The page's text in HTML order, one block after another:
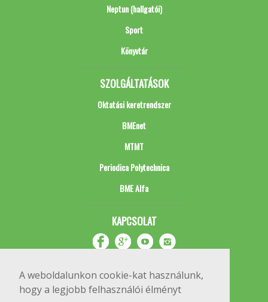
A weboldalunkon cookie-kat használunk,
hogy a legjobb felhasználói élményt
Neptun (hallgatói)
Sport
Könyvtár
SZOLGÁLTATÁSOK
Oktatási keretrendszer
BMEnet
MTMT
Periodica Polytechnica
BME Alfa
KAPCSOLAT